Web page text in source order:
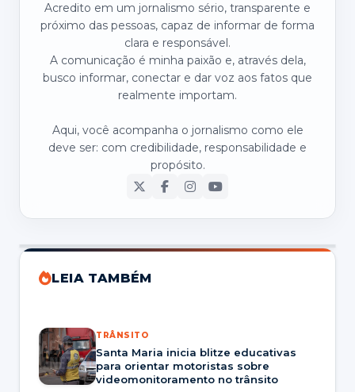
Acredito em um jornalismo sério, transparente e
próximo das pessoas, capaz de informar de forma
clara e responsável.
A comunicação é minha paixão e, através dela,
busco informar, conectar e dar voz aos fatos que
realmente importam.
Aqui, você acompanha o jornalismo como ele
deve ser: com credibilidade, responsabilidade e
propósito.
LEIA TAMBÉM
TRÂNSITO
Santa Maria inicia blitze educativas
para orientar motoristas sobre
videomonitoramento no trânsito